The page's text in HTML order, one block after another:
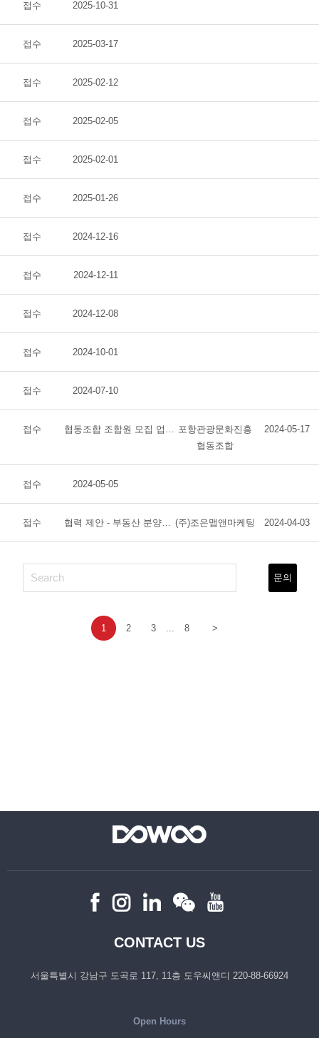
접수 2025-10-31
접수 2025-03-17
접수 2025-02-12
접수 2025-02-05
접수 2025-02-01
접수 2025-01-26
접수 2024-12-16
접수 2024-12-11
접수 2024-12-08
접수 2024-10-01
접수 2024-07-10
접수
포항관광문화진흥
협동조합
2024-05-17
접수 2024-05-05
접수 협력 제안 - 부동산 분양대행을 위한 지도 제작 및 지도전단 홍보물 (주)조은맵앤마케팅 2024-04-03
문의
1 2 3 8 >
CONTACT US
서울특별시 강남구 도곡로 117, 11층 도우씨앤디 220-88-66924
Open Hours